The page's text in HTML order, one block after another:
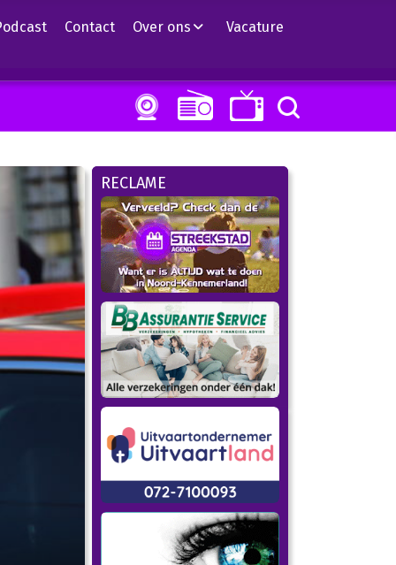
Contact Over ons Vacature
RECLAME